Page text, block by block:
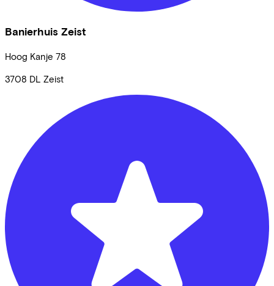
Banierhuis Zeist
Hoog Kanje 78
3708 DL Zeist